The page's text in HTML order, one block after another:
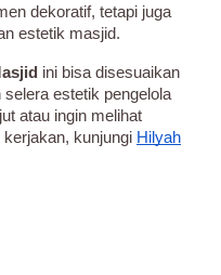
dekoratif, tetapi juga
estetik masjid.
ini bisa disesuaikan
estetik pengelola
atau ingin melihat
kunjungi Hilyah